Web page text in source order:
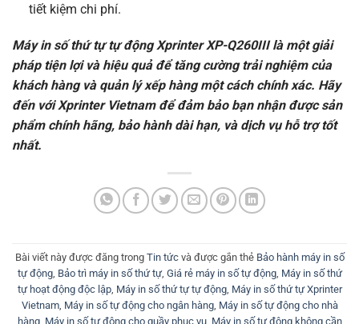
tiết kiệm chi phí.
Máy in số thứ tự tự động Xprinter XP-Q260III là một giải
pháp tiện lợi và hiệu quả để tăng cường trải nghiệm của
khách hàng và quản lý xếp hàng một cách chính xác. Hãy
đến với Xprinter Vietnam để đảm bảo bạn nhận được sản
phẩm chính hãng, bảo hành dài hạn, và dịch vụ hỗ trợ tốt
nhất.
Bài viết này được đăng trong Tin tứcvà được gắn thẻ Bảo hành máy in số
tự động, Bảo trì máy in số thứ tự, Giá rẻ máy in số tự động, Máy in số thứ
tự hoạt động độc lập, Máy in số thứ tự tự động, Máy in số thứ tự Xprinter
Vietnam, Máy in số tự động cho ngân hàng, Máy in số tự động cho nhà
hàng, Máy in số tự động cho quầy phục vụ, Máy in số tự động không cần